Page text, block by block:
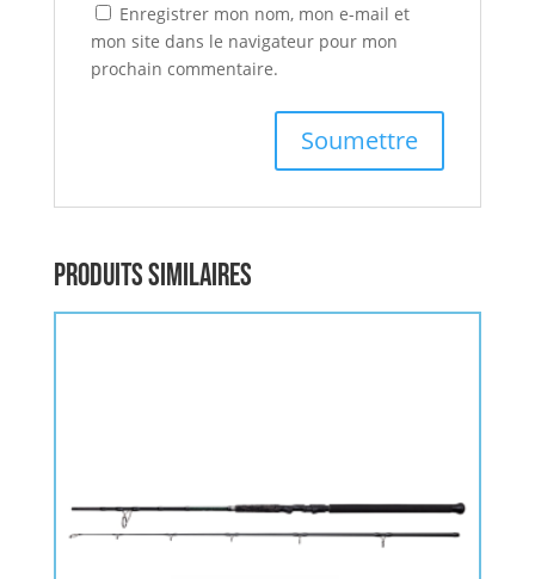
Enregistrer mon nom, mon e-mail et
mon site dans le navigateur pour mon
prochain commentaire.
Produits similaires